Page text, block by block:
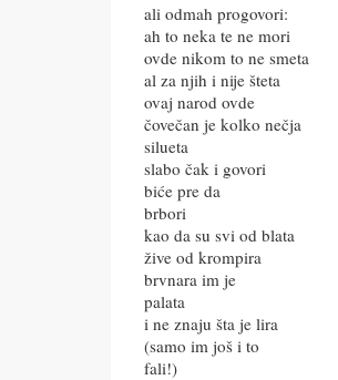
ali odmah progovori:
ah to neka te ne mori
ovde nikom to ne smeta
al za njih i nije šteta
ovaj narod ovde
čovečan je kolko nečja
silueta
slabo čak i govori
biće pre da
brbori
kao da su svi od blata
žive od krompira
brvnara im je
palata
i ne znaju šta je lira
(samo im još i to
fali!)